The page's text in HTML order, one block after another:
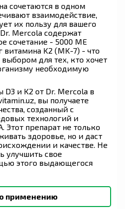
сочетаются в одном
взаимодействие,
их пользу для вашего
Mercola содержат
сочетание - 5000 МЕ
витамина K2 (MK-7) - что
для тех, кто хочет
необходимую
и K2 от Dr. Mercola в
вы получаете
созданный с
технологий и
препарат не только
здоровье, но и даст
и качестве. Не
улучшить свое
этого выдающегося
применению